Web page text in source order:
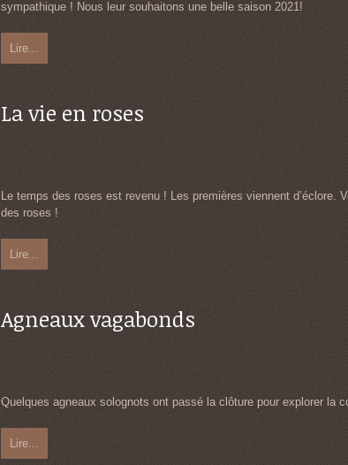
sympathique ! Nous leur souhaitons une belle saison 2021!
Lire...
La vie en roses
Le temps des roses est revenu ! Les premières viennent d’éclore.
des roses !
Lire...
Agneaux vagabonds
Quelques agneaux solognots ont passé la clôture pour explorer
Lire...